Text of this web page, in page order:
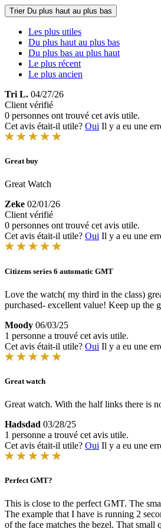
Trier Du plus haut au plus bas
Les plus utiles
Du plus haut au plus bas
Du plus bas au plus haut
Le plus récent
Le plus ancien
Tri L. 04/27/26
Client vérifié
0 personnes ont trouvé cet avis utile.
Cet avis était-il utile? Oui Il y a eu une
Great buy
Great Watch
Zeke 02/01/26
Client vérifié
0 personnes ont trouvé cet avis utile.
Cet avis était-il utile? Oui Il y a eu une
Citizens series 6 automatic GMT
Love the watch( my third in the class)
purchased- excellent value! Keep up the
Moody 06/03/25
1 personne a trouvé cet avis utile.
Cet avis était-il utile? Oui Il y a eu une
Great watch
Great watch. With the half links there is
Hadsdad 03/28/25
1 personne a trouvé cet avis utile.
Cet avis était-il utile? Oui Il y a eu une
Perfect GMT?
This is close to the perfect GMT. The
The example that I have is running 2
of the face matches the bezel. That